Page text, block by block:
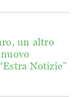
un altro
Notizie”